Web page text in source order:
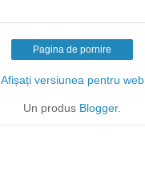
Pagina de pornire
Afișați versiunea pentru web
Un produs Blogger.